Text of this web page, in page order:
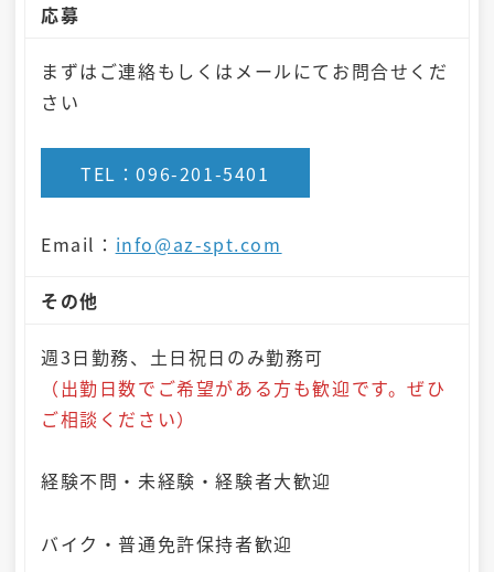
応募
まずはご連絡もしくはメールにてお問合せくだ
さい
TEL：096-201-5401
Email： info@az-spt.com
その他
週3日勤務、土日祝日のみ勤務可
（出勤日数でご希望がある方も歓迎です。ぜひ
ご相談ください）
経験不問・未経験・経験者大歓迎
バイク・普通免許保持者歓迎